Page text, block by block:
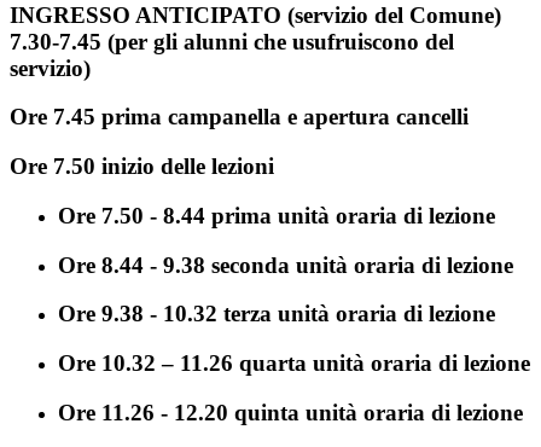
INGRESSO ANTICIPATO (servizio del Comune)
7.30-7.45 (per gli alunni che usufruiscono del
servizio)
Ore 7.45 prima campanella e apertura cancelli
Ore 7.50 inizio delle lezioni
Ore 7.50 - 8.44 prima unità oraria di lezione
Ore 8.44 - 9.38 seconda unità oraria di lezione
Ore 9.38 - 10.32 terza unità oraria di lezione
Ore 10.32 – 11.26 quarta unità oraria di lezione
Ore 11.26 - 12.20 quinta unità oraria di lezione